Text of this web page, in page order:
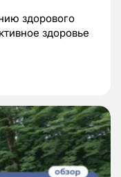
здорового
здоровье